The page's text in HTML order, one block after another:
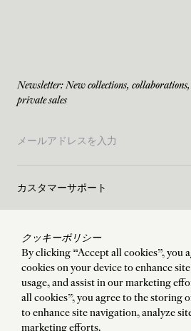
Newsletter: New collections, collaborations,
private sales
カスタマーサポート
サポート
メゾン
ご利用規約
クッキーポリシー
By clicking “Accept all cookies”, you
cookies on your device to enhance
usage, and assist in our marketing
all cookies”, you agree to the storing
to enhance site navigation, analyze
marketing efforts.